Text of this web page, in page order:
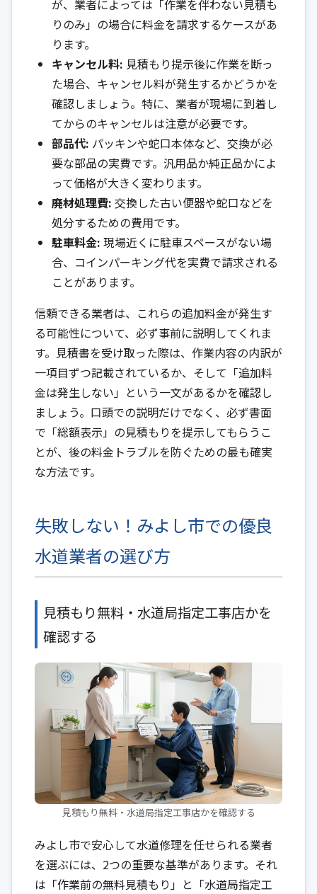
が、業者によっては「作業を伴わない見積も
りのみ」の場合に料金を請求するケースがあ
ります。
キャンセル料: 見積もり提示後に作業を断っ
た場合、キャンセル料が発生するかどうかを
確認しましょう。特に、業者が現場に到着し
てからのキャンセルは注意が必要です。
部品代: パッキンや蛇口本体など、交換が必
要な部品の実費です。汎用品か純正品かによ
って価格が大きく変わります。
廃材処理費: 交換した古い便器や蛇口などを
処分するための費用です。
駐車料金: 現場近くに駐車スペースがない場
合、コインパーキング代を実費で請求される
ことがあります。
信頼できる業者は、これらの追加料金が発生す
る可能性について、必ず事前に説明してくれま
す。見積書を受け取った際は、作業内容の内訳が
一項目ずつ記載されているか、そして「追加料
金は発生しない」という一文があるかを確認し
ましょう。口頭での説明だけでなく、必ず書面
で「総額表示」の見積もりを提示してもらうこ
とが、後の料金トラブルを防ぐための最も確実
な方法です。
失敗しない！みよし市での優良
水道業者の選び方
見積もり無料・水道局指定工事店かを
確認する
見積もり無料・水道局指定工事店かを確認する
みよし市で安心して水道修理を任せられる業者
を選ぶには、2つの重要な基準があります。それ
は「作業前の無料見積もり」と「水道局指定工